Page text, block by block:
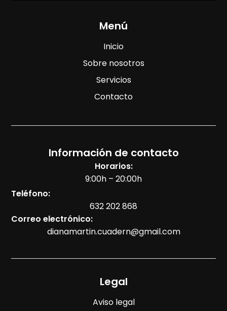
Menú
Inicio
Sobre nosotros
Servicios
Contacto
Información de contacto
Horarios:
9:00h – 20:00h
Teléfono:
632 202 868
Correo electrónico:
dianamartin.cuadern@gmail.com
Legal
Aviso legal